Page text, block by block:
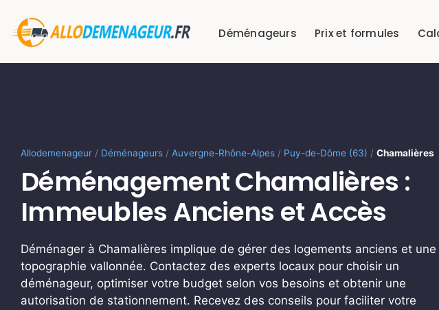
contenu
Déménageurs Prix et formules
Allodemenageur / Déménageurs / Auvergne-Rhône-Alpes / Puy-de-Dôme (63) / Chamalières
Déménagement Chamalières :
Immeubles Anciens et Accès
Déménager à Chamalières implique de gérer des logements anciens et une
topographie vallonnée. Contactez des experts locaux pour choisir un
déménageur, optimiser votre budget selon vos besoins et obtenir une
autorisation de stationnement. Recevez des conseils pour faciliter votre